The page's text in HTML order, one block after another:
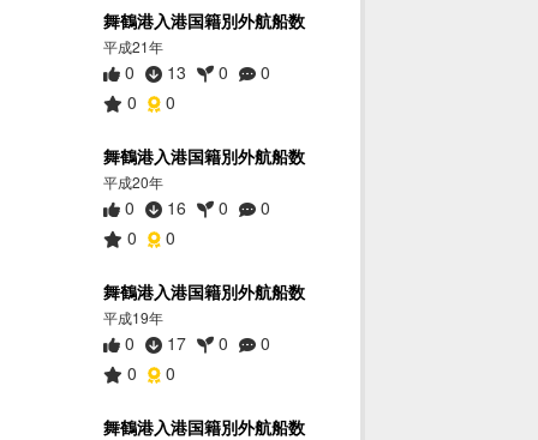
舞鶴港入港国籍別外航船数
平成21年
0 13 0
0
0
0
舞鶴港入港国籍別外航船数
平成20年
0 16 0
0
0
0
舞鶴港入港国籍別外航船数
平成19年
0 17 0
0
0
0
舞鶴港入港国籍別外航船数